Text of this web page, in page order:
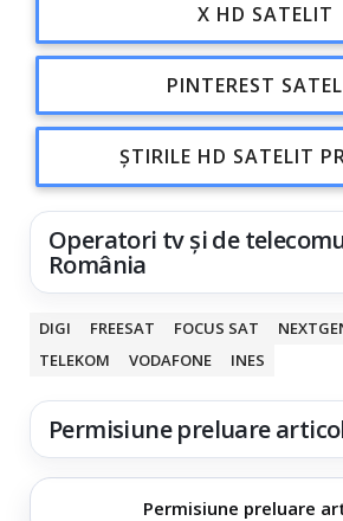
X HD SATELIT
PINTEREST
ȘTIRILE HD SATELIT
Operatori tv și de
România
DIGI FREESAT FOCUS SAT
TELEKOM
VODAFONE INES
Permisiune preluare
Permisiune preluare